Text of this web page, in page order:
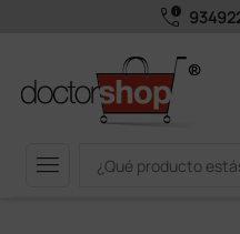
call_quality
menu